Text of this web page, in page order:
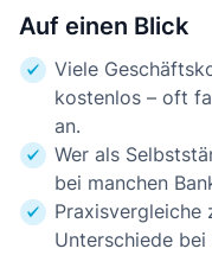
Auf einen Blick
Viele
kostenlos – oft
an.
Wer als
bei manchen
Praxisvergleiche
Unterschiede